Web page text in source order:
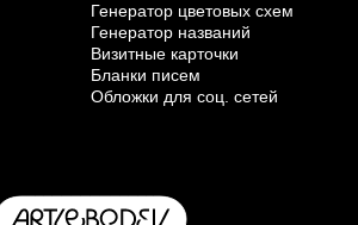
Генератор цветовых схем
Генератор названий
Визитные карточки
Бланки писем
Обложки для соц. сетей